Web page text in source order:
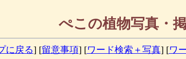
ぺこの植物写真・
に戻る] [留意事項] [ワード検索＋写真] [ワ